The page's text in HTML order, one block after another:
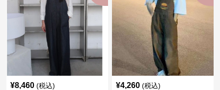
¥8,460 (税込) ¥4,260 (税込)